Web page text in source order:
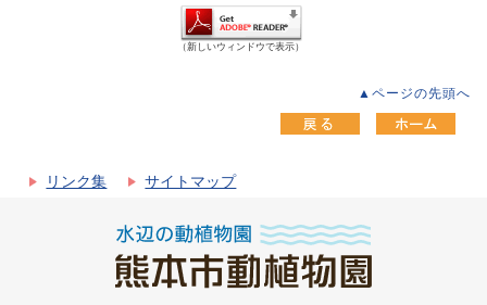
（新しいウィンドウで表示）
▲ページの先頭へ
リンク集 サイトマップ